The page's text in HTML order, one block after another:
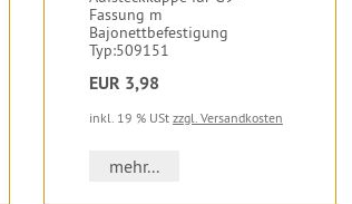
Fassung m
Bajonettbefestigung
Typ:509151
EUR 3,98
inkl. 19 % USt zzgl. Versandkosten
mehr...